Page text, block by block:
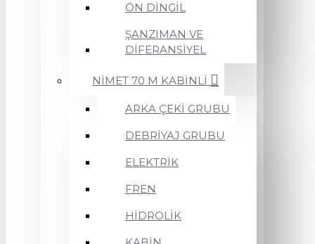
ÖN DİNGİL
ŞANZIMAN VE
DİFERANSİYEL
NİMET 70 M KABİNLİ
ARKA ÇEKİ GRUBU
DEBRİYAJ GRUBU
ELEKTRİK
FREN
HİDROLİK